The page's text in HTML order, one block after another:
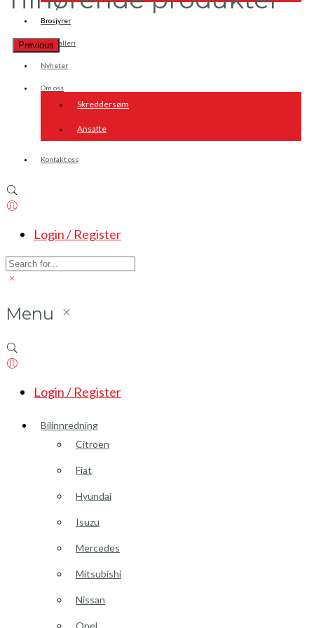
Brosjyrer
Fotogalleri
Nyheter
Om oss
Skreddersøm
Ansatte
Kontakt oss
Login / Register
Menu
Login / Register
Bilinnredning
Citroen
Fiat
Hyundai
Isuzu
Mercedes
Mitsubishi
Nissan
Opel
Previous